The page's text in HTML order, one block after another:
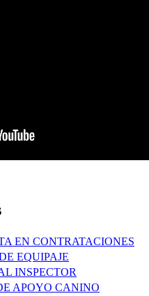
EN CONTRATACIONES
EQUIPAJE
INSPECTOR
APOYO CANINO